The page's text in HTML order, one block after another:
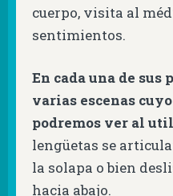
cuerpo, visita al
sentimientos.
En cada una de sus
varias escenas
podremos ver al
lengüetas se
la solapa o bien
hacia abajo.